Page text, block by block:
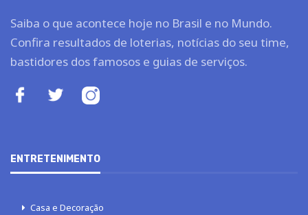
Saiba o que acontece hoje no Brasil e no Mundo.
Confira resultados de loterias, notícias do seu time,
bastidores dos famosos e guias de serviços.
ENTRETENIMENTO
Casa e Decoração